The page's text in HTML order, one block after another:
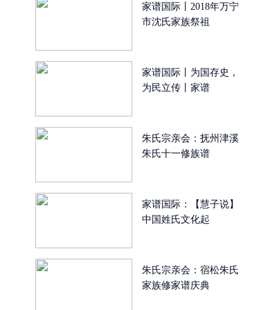
家谱国际丨2018年万宁
市沈氏家族祭祖
家谱国际丨为国存史，
为民立传丨家谱
朱氏宗亲会：抚州津溪
朱氏十一修族谱
家谱国际：【慧子说】
中国姓氏文化起
朱氏宗亲会：宿松朱氏
家族修家谱庆典